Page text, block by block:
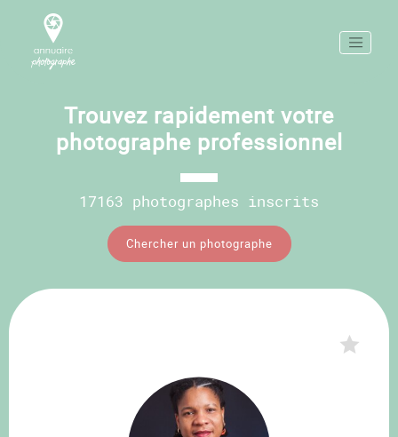
Trouvez rapidement votre
photographe professionnel
17163 photographes inscrits
Chercher un photographe